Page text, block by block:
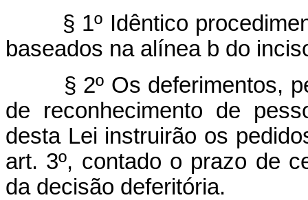
§ 1º Idêntico
baseados na alínea b do
§ 2º Os deferimentos,
de reconhecimento de
desta Lei instruirão os
art. 3º, contado o prazo de
da decisão deferitória.